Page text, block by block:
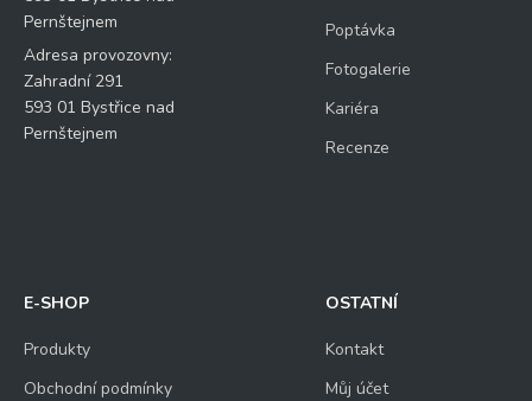
Pernštejnem
Adresa provozovny:
Zahradní 291
593 01 Bystřice nad
Pernštejnem
Poptávka
Fotogalerie
Kariéra
Recenze
E-SHOP
Produkty
Obchodní podmínky
OSTATNÍ
Kontakt
Můj účet